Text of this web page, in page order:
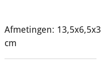
Afmetingen: 13,5x6,5x3
cm